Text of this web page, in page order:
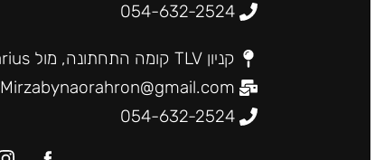
054-632-2524
קניון TLV קומה התחתונה, מול Stradivarius, תל אביב-יפו.
Mirzabynaorahron@gmail.com
054-632-2524